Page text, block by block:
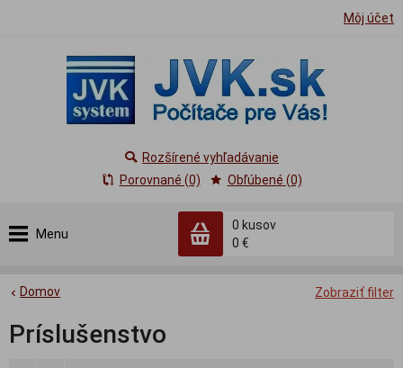
Môj účet
Menu
0 kusov
0 €
Rozšírené vyhľadávanie
Porovnané (0)
Obľúbené (0)
Zobraziť filter
Domov
Príslušenstvo